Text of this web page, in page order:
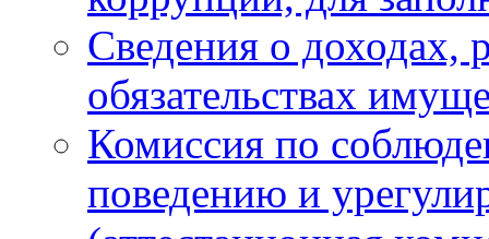
Сведения о доходах,
обязательствах
Комиссия по
поведению и